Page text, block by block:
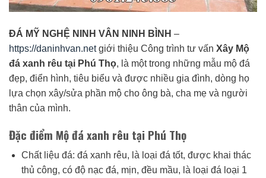
ĐÁ MỸ NGHỆ NINH VÂN NINH BÌNH –
https://daninhvan.netgiới thiệu Công trình tư vấn Xây Mộ
đá xanh rêu tại Phú Thọ, là một trong những mẫu mộ đá
đẹp, điển hình, tiêu biểu và được nhiều gia đình, dòng họ
lựa chọn xây/sửa phần mộ cho ông bà, cha mẹ và người
thân của mình.
Đặc điểm Mộ đá xanh rêu tại Phú Thọ
Chất liệu đá: đá xanh rêu, là loại đá tốt, được khai thác
thủ công, có độ nạc đá, mịn, đều mầu, là loại đá loại 1